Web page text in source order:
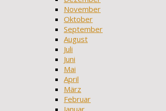
November
Oktober
September
August
Juli
Juni
Mai
April
März
Februar